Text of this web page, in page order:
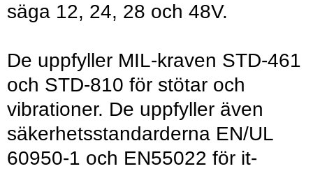
säga 12, 24, 28 och 48V.
De uppfyller MIL-kraven STD-461
och STD-810 för stötar och
vibrationer. De uppfyller även
säkerhetsstandarderna EN/UL
60950-1 och EN55022 för it-